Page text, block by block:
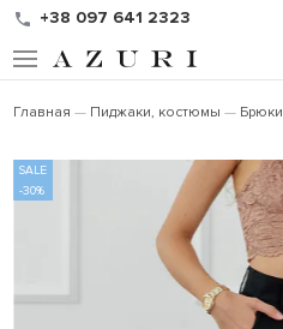
+38 097 641 2323
Главная Пиджаки, костюмы Брюки